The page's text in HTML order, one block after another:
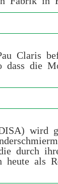
Claris
die
wird
durch
als